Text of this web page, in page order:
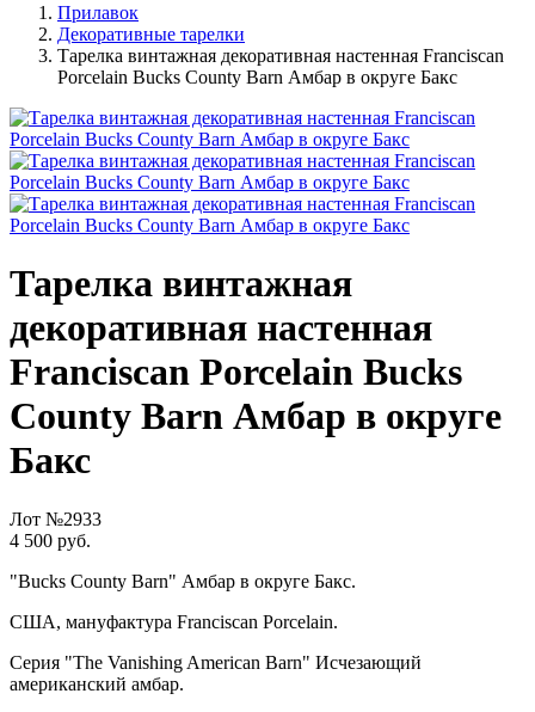
Прилавок
Декоративные тарелки
Тарелка винтажная декоративная настенная Franciscan
Porcelain Bucks County Barn Амбар в округе Бакс
Тарелка винтажная
декоративная настенная
Franciscan Porcelain Bucks
County Barn Амбар в округе
Бакс
Лот №2933
4 500 руб.
"Bucks County Barn" Амбар в округе Бакс.
США, мануфактура Franciscan Porcelain.
Cерия "The Vanishing American Barn" Исчезающий
американский амбар.